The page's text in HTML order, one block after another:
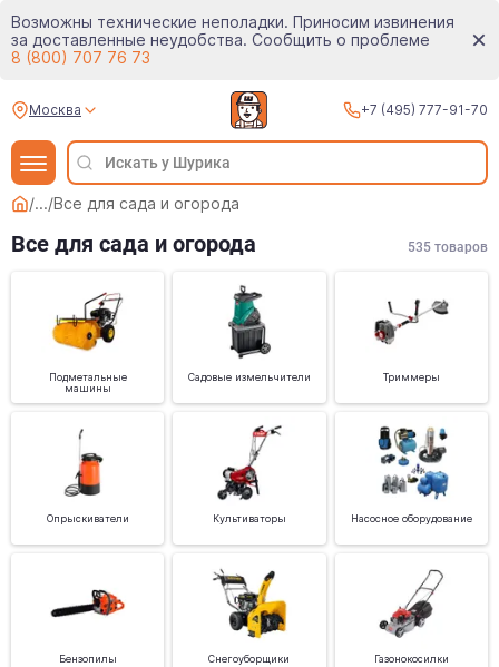
Возможны технические неполадки. Приносим извинения
за доставленные неудобства. Сообщить о проблеме
8 (800) 707 76 73
Москва +7 (495) 777-91-70
/.../Все для сада и огорода
Все для сада и огорода 535 товаров
Подметальные
машины
Садовые измельчители Триммеры
Опрыскиватели Культиваторы Насосное оборудование
Бензопилы Снегоуборщики Газонокосилки